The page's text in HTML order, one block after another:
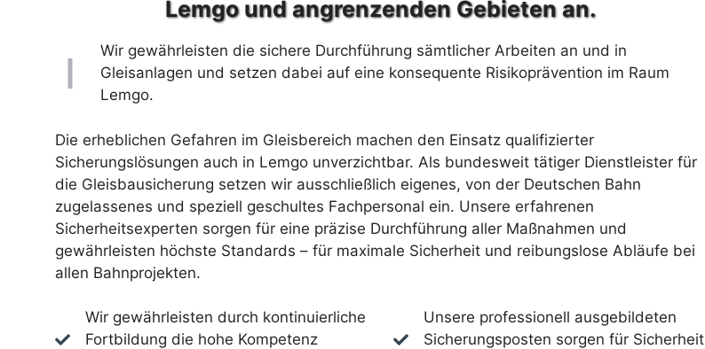
Lemgo und angrenzenden Gebieten an.
Wir gewährleisten die sichere Durchführung sämtlicher Arbeiten an und in
Gleisanlagen und setzen dabei auf eine konsequente Risikoprävention im Raum
Lemgo.
Die erheblichen Gefahren im Gleisbereich machen den Einsatz qualifizierter
Sicherungslösungen auch in Lemgo unverzichtbar. Als bundesweit tätiger Dienstleister für
die Gleisbausicherung setzen wir ausschließlich eigenes, von der Deutschen Bahn
zugelassenes und speziell geschultes Fachpersonal ein. Unsere erfahrenen
Sicherheitsexperten sorgen für eine präzise Durchführung aller Maßnahmen und
gewährleisten höchste Standards – für maximale Sicherheit und reibungslose Abläufe bei
allen Bahnprojekten.
Wir gewährleisten durch kontinuierliche
Fortbildung die hohe Kompetenz
Unsere professionell ausgebildeten
Sicherungsposten sorgen für Sicherheit